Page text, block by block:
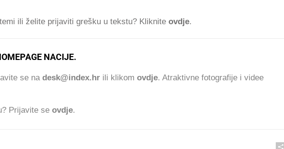
ili želite prijaviti grešku u tekstu? Kliknite ovdje.
NACIJE.
se na desk@index.hr ili klikom ovdje. Atraktivne fotografije i videe
Prijavite se ovdje.